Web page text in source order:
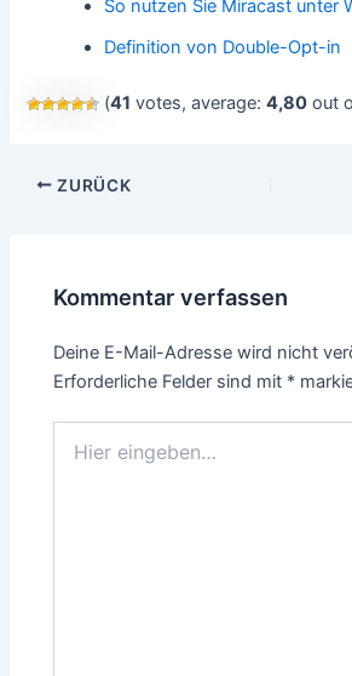
So nutzen Sie Miracast unter
Definition von Double-Opt-in
(41 votes, average:4,80 out
Beitragsnavigation
ZURÜCK
Kommentar verfassen
Deine E-Mail-Adresse wird nicht
Erforderliche Felder sind mit *
eingeben…